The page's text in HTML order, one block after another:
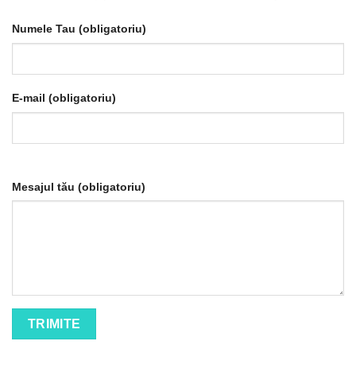
Numele Tau (obligatoriu)
E-mail (obligatoriu)
Mesajul tău (obligatoriu)